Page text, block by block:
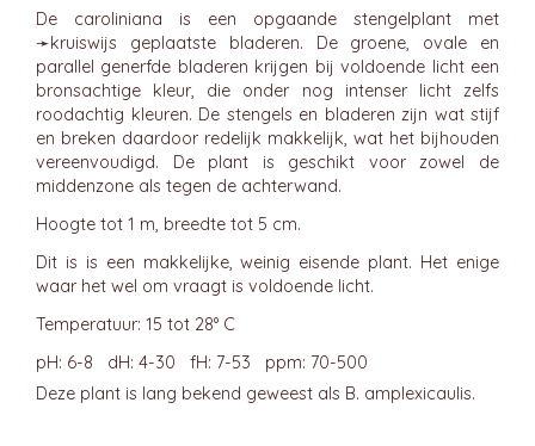
De caroliniana is een opgaande stengelplant met
➛kruiswijs geplaatste bladeren. De groene, ovale en
parallel generfde bladeren krijgen bij voldoende licht een
bronsachtige kleur, die onder nog intenser licht zelfs
roodachtig kleuren. De stengels en bladeren zijn wat stijf
en breken daardoor redelijk makkelijk, wat het bijhouden
vereenvoudigd. De plant is geschikt voor zowel de
middenzone als tegen de achterwand.
Hoogte tot 1 m, breedte tot 5 cm.
Dit is is een makkelijke, weinig eisende plant. Het enige
waar het wel om vraagt is voldoende licht.
Temperatuur: 15 tot 28° C
pH: 6-8 dH: 4-30 fH: 7-53 ppm: 70-500
Deze plant is lang bekend geweest als B. amplexicaulis.